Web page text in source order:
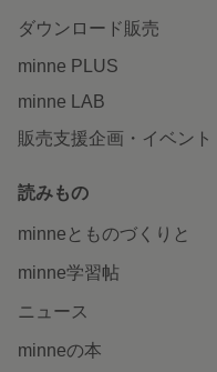
ダウンロード販売
minne PLUS
minne LAB
販売支援企画・イベント
読みもの
minneとものづくりと
minne学習帖
ニュース
minneの本